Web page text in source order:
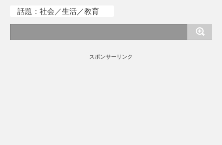
話題：社会／生活／教育
スポンサーリンク